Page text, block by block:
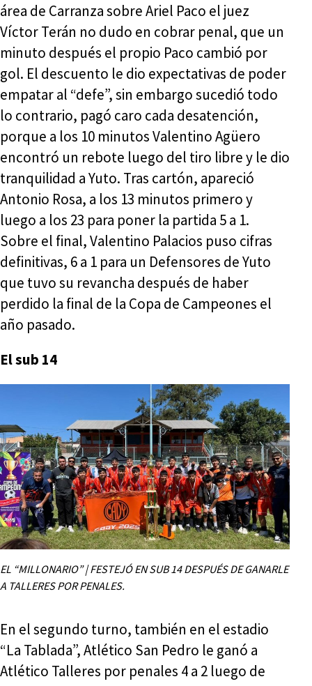
área de Carranza sobre Ariel Paco el juez
Víctor Terán no dudo en cobrar penal, que un
minuto después el propio Paco cambió por
gol. El descuento le dio expectativas de poder
empatar al “defe”, sin embargo sucedió todo
lo contrario, pagó caro cada desatención,
porque a los 10 minutos Valentino Agüero
encontró un rebote luego del tiro libre y le dio
tranquilidad a Yuto. Tras cartón, apareció
Antonio Rosa, a los 13 minutos primero y
luego a los 23 para poner la partida 5 a 1.
Sobre el final, Valentino Palacios puso cifras
definitivas, 6 a 1 para un Defensores de Yuto
que tuvo su revancha después de haber
perdido la final de la Copa de Campeones el
año pasado.
El sub 14
EL “MILLONARIO” | FESTEJÓ EN SUB 14 DESPUÉS DE GANARLE
A TALLERES POR PENALES.
En el segundo turno, también en el estadio
“La Tablada”, Atlético San Pedro le ganó a
Atlético Talleres por penales 4 a 2 luego de